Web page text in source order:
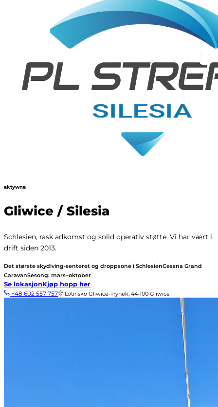
aktywna
Gliwice / Silesia
Schlesien, rask adkomst og solid operativ støtte. Vi har vært i
drift siden 2013.
Det største skydiving-senteret og droppsone i SchlesienCessna Grand
CaravanSesong: mars–oktober
Se lokasjonKjøp hopp her
+48 602 557 757 Lotnisko Gliwice-Trynek, 44-100 Gliwice